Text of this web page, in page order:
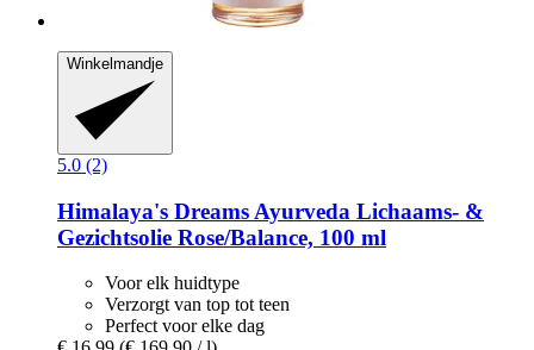
Winkelmandje
5.0 (2)
Himalaya's Dreams Ayurveda Lichaams-​ &
Gezichtsolie Rose/Balance, 100 ml
Voor elk huidtype
Verzorgt van top tot teen
Perfect voor elke dag